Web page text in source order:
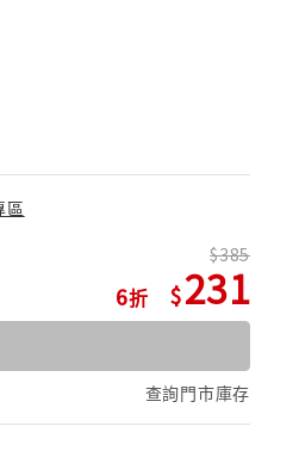
區
6
385
231
查詢門市庫存